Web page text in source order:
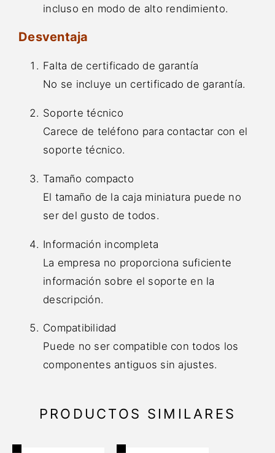
incluso en modo de alto rendimiento.
Desventaja
Falta de certificado de garantía
No se incluye un certificado de garantía.
Soporte técnico
Carece de teléfono para contactar con el
soporte técnico.
Tamaño compacto
El tamaño de la caja miniatura puede no
ser del gusto de todos.
Información incompleta
La empresa no proporciona suficiente
información sobre el soporte en la
descripción.
Compatibilidad
Puede no ser compatible con todos los
componentes antiguos sin ajustes.
PRODUCTOS SIMILARES